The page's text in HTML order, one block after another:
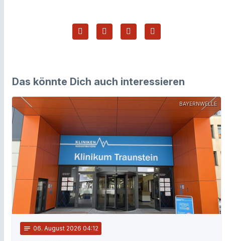
Das könnte Dich auch interessieren
BAYERNWELLE
notes 06. August 2026 04:12